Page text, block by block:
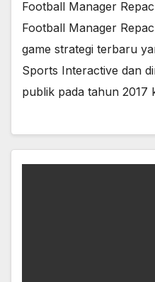
Football Manager
Football Manager
game strategi terbaru
Sports Interactive dan
publik pada tahun 2017